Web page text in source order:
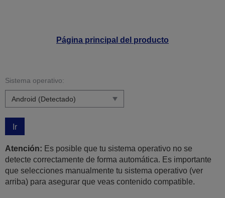
Página principal del producto
Sistema operativo:
Ir
Atención: Es posible que tu sistema operativo no se
detecte correctamente de forma automática. Es importante
que selecciones manualmente tu sistema operativo (ver
arriba) para asegurar que veas contenido compatible.